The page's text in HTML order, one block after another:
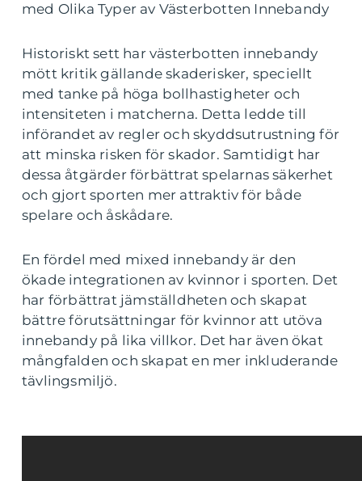
med Olika Typer av Västerbotten Innebandy
Historiskt sett har västerbotten innebandy
mött kritik gällande skaderisker, speciellt
med tanke på höga bollhastigheter och
intensiteten i matcherna. Detta ledde till
införandet av regler och skyddsutrustning för
att minska risken för skador. Samtidigt har
dessa åtgärder förbättrat spelarnas säkerhet
och gjort sporten mer attraktiv för både
spelare och åskådare.
En fördel med mixed innebandy är den
ökade integrationen av kvinnor i sporten. Det
har förbättrat jämställdheten och skapat
bättre förutsättningar för kvinnor att utöva
innebandy på lika villkor. Det har även ökat
mångfalden och skapat en mer inkluderande
tävlingsmiljö.